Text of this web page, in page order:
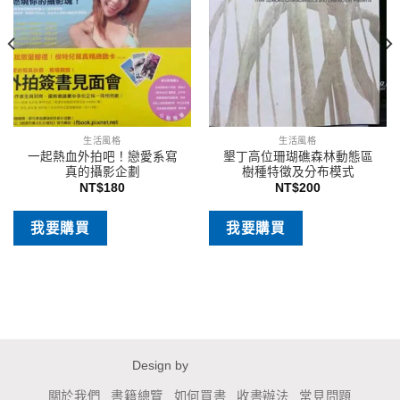
生活風格
一起熱血外拍吧！戀愛系寫
真的攝影企劃
NT$180
我要購買
生活風格
墾丁高位珊瑚礁森林動態區
樹種特徵及分布模式
NT$200
我要購買
Design by
關於我們 書籍總覽 如何買書 收書辦法 常見問題